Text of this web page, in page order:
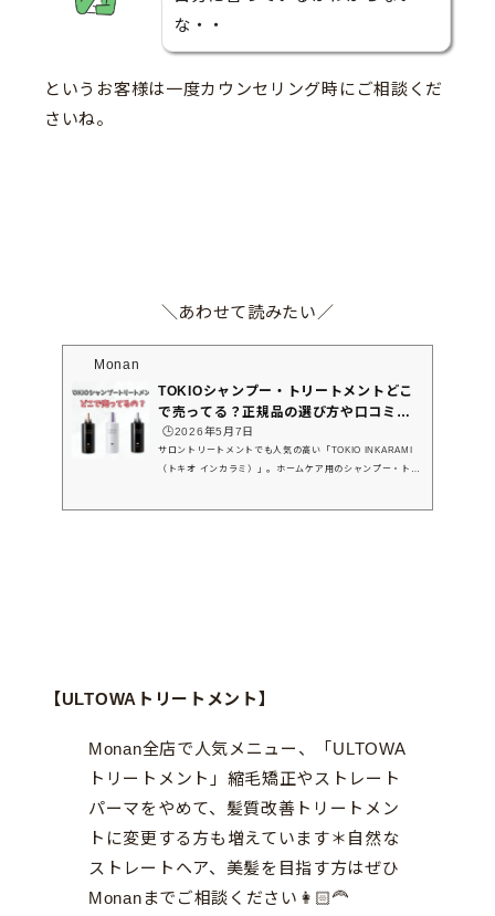
な・・
というお客様は一度カウンセリング時にご相談くだ
さいね。
＼あわせて読みたい／
Monan
TOKIOシャンプー・トリートメントどこ
で売ってる？正規品の選び方や口コミも
紹介
🕒️2026年5月7日
サロントリートメントでも人気の高い「TOKIO INKARAMI
（トキオ インカラミ）」。ホームケア用のシャンプー・トリ
【ULTOWAトリートメント】
Monan全店で人気メニュー、「ULTOWA
トリートメント」縮毛矯正やストレート
パーマをやめて、髪質改善トリートメン
トに変更する方も増えています＊自然な
ストレートヘア、美髪を目指す方はぜひ
Monanまでご相談ください👩🏻‍🦰